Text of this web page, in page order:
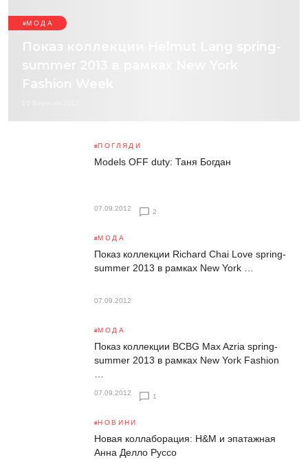
МОДА
Показ коллекции Helmut Lang spring-
summer 2013 в рамках New York
Fashion Week
ПОГЛЯДИ
Models OFF duty: Таня Богдан
07.09.2012
2
МОДА
Показ коллекции Richard Chai Love spring-
summer 2013 в рамках New York …
07.09.2012
МОДА
Показ коллекции BCBG Max Azria spring-
summer 2013 в рамках New York Fashion
07.09.2012
1
НОВИНИ
Новая коллаборация: H&M и эпатажная
Анна Делло Руссо